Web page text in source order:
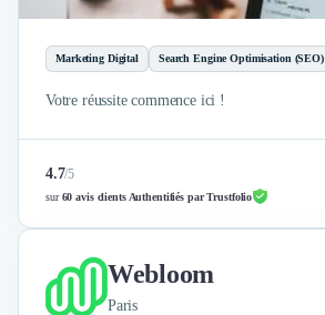
Marketing Digital Search Engine Optimisation (SEO)
Votre réussite commence ici !
4.7/5
sur60 avis clients Authentifiés par Trustfolio
Webloom
Paris